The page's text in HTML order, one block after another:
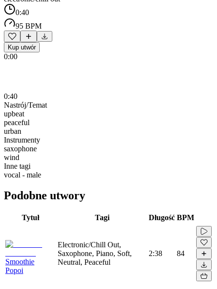
0:40
95 BPM
Kup utwór
0:00
0:40
Nastrój/Temat
upbeat
peaceful
urban
Instrumenty
saxophone
wind
Inne tagi
vocal - male
Podobne utwory
Tytuł Tagi Długość BPM
Smoothie
Popoi
Electronic/Chill Out,
Saxophone, Piano, Soft,
Neutral, Peaceful
2:38 84